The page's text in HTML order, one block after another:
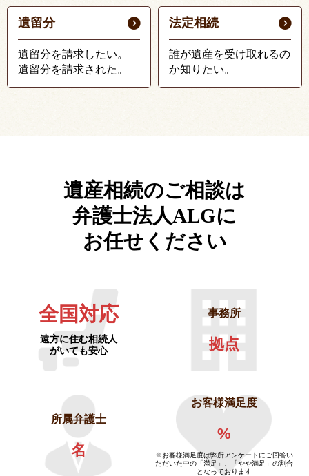
遺留分
遺留分を請求したい。
遺留分を請求された。
法定相続
誰が遺産を受け取れるの
か知りたい。
遺産相続のご相談は
弁護士法人ALGに
お任せください
全国対応
遠方に住む相続人
がいても安心
事務所
拠点
所属弁護士
名
お客様満足度
%
※お客様満足度は弊所アンケートにご回答い
ただいた中の「満足」、「やや満足」の割合
となっております